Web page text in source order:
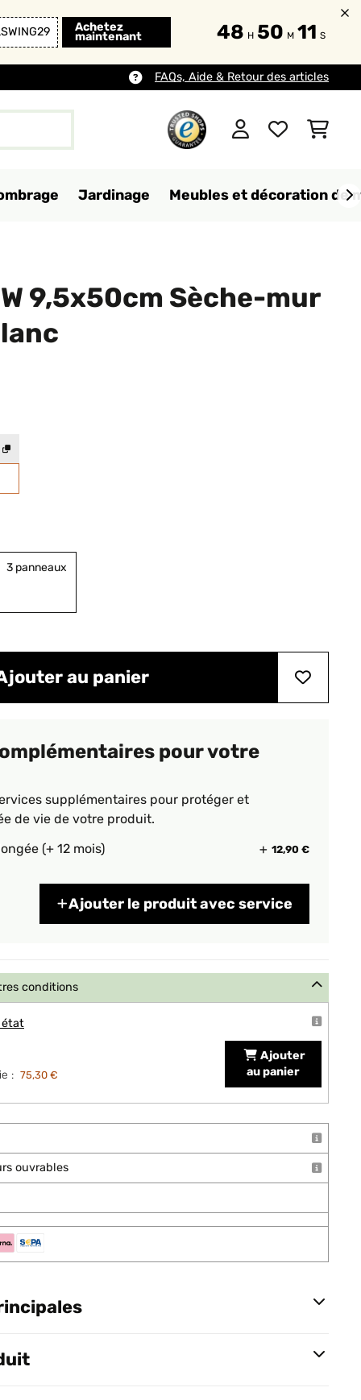
Achetez
maintenant 48 H 50 M 10 S
FAQs, Aide & Retour des articles
Jardinage Meubles et décoration de
9,5x50cm Sèche-mur
3 panneaux
au panier
pour votre
supplémentaires pour protéger et
de vie de votre produit.
(+ 12 mois)
12,90 €
Ajouter le produit avec service
conditions
état
: 75,30 €
Ajouter
au panier
ouvrables